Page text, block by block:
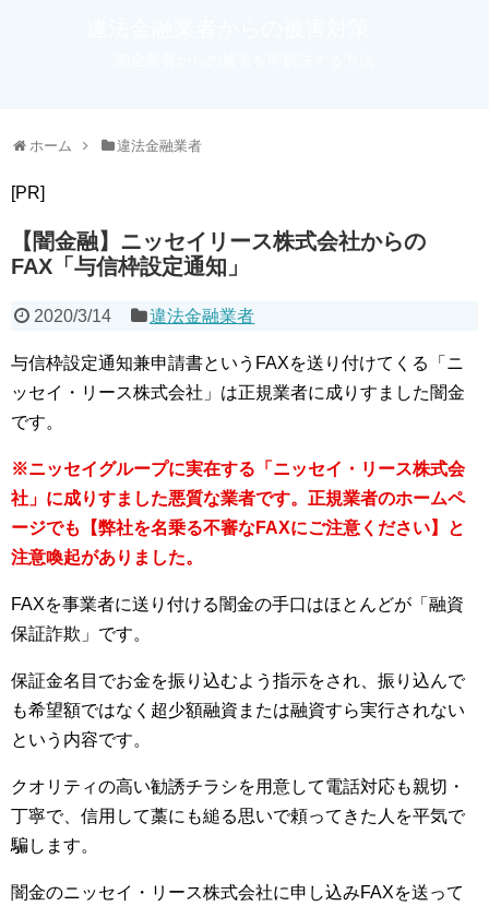
ホーム 違法金融業者
[PR]
【闇金融】ニッセイリース株式会社からの
FAX「与信枠設定通知」
2020/3/14 違法金融業者
与信枠設定通知兼申請書というFAXを送り付けてくる「ニ
ッセイ・リース株式会社」は正規業者に成りすました闇金
です。
※ニッセイグループに実在する「ニッセイ・リース株式会
社」に成りすました悪質な業者です。正規業者のホームペ
ージでも【弊社を名乗る不審なFAXにご注意ください】と
注意喚起がありました。
FAXを事業者に送り付ける闇金の手口はほとんどが「融資
保証詐欺」です。
保証金名目でお金を振り込むよう指示をされ、振り込んで
も希望額ではなく超少額融資または融資すら実行されない
という内容です。
クオリティの高い勧誘チラシを用意して電話対応も親切・
丁寧で、信用して藁にも縋る思いで頼ってきた人を平気で
騙します。
闇金のニッセイ・リース株式会社に申し込みFAXを送って